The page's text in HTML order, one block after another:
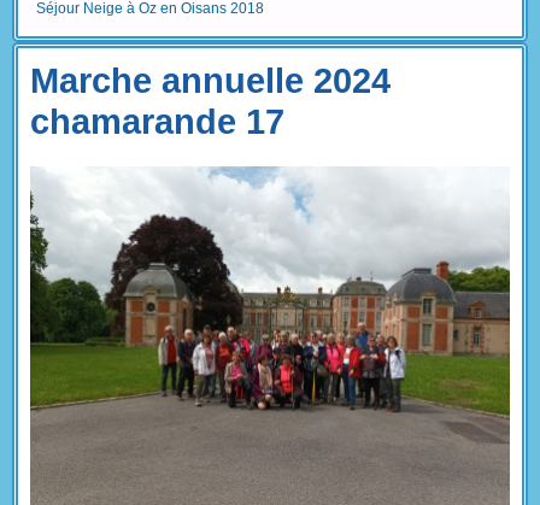
Séjour Neige à Oz en Oisans 2018
Marche annuelle 2024
chamarande 17